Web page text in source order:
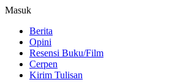
Masuk
Berita
Opini
Resensi Buku/Film
Cerpen
Kirim Tulisan